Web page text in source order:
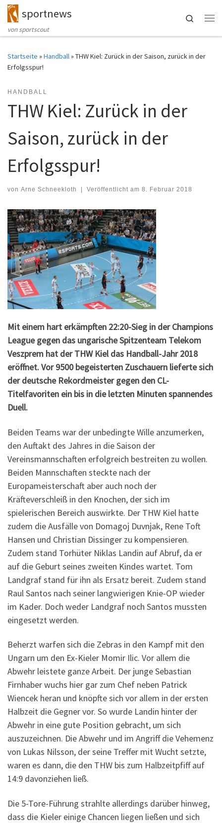
Zum Inhalt springen
sportnews
von sportscout
Search
Startseite »Handball»THW Kiel: Zurück in der Saison, zurück in der
Erfolgsspur!
HANDBALL
THW Kiel: Zurück in der
Saison, zurück in der
Erfolgsspur!
von Arne Schneekloth | Veröffentlicht am 8. Februar 2018
Mit einem hart erkämpften 22:20-Sieg in der Champions
League gegen das ungarische Spitzenteam Telekom
Veszprem hat der THW Kiel das Handball-Jahr 2018
eröffnet. Vor 9500 begeisterten Zuschauern lieferte sich
der deutsche Rekordmeister gegen den CL-
Titelfavoriten ein bis in die letzten Minuten spannendes
Duell.
Beiden Teams war der unbedingte Wille anzumerken,
den Auftakt des Jahres in die Saison der
Vereinsmannschaften erfolgreich bestreiten zu wollen.
Beiden Mannschaften steckte nach der
Europameisterschaft aber auch noch der
Kräfteverschleiß in den Knochen, der sich im
spielerischen Bereich auswirkte. Der THW Kiel hatte
zudem die Ausfälle von Domagoj Duvnjak, Rene Toft
Hansen und Christian Dissinger zu kompensieren.
Zudem stand Torhüter Niklas Landin auf Abruf, da er
auf die Geburt seines zweiten Kindes wartet. Tom
Landgraf stand für ihn als Ersatz bereit. Zudem stand
Raul Santos nach seiner langwierigen Knie-OP wieder
im Kader. Doch weder Landgraf noch Santos mussten
eingesetzt werden.
Beherzt warfen sich die Zebras in den Kampf mit den
Ungarn um den Ex-Kieler Momir Ilic. Vor allem die
Abwehr leistete ganze Arbeit. Der junge Sebastian
Firnhaber wuchs hier gar zum Chef neben Patrick
Wiencek heran und knöpfte sich vor allem in der ersten
Halbzeit die Gegner vor. So wurde Landin hinter der
Abwehr in eine gute Position gebracht, um sich
auszuzeichnen. Die Abwehr und im Angriff die Vehemenz
von Lukas Nilsson, der seine Treffer mit Wucht setzte,
waren es dann, die den THW bis zum Halbzeitpfiff auf
14:9 davonziehen ließ.
Die 5-Tore-Führung strahlte allerdings darüber hinweg,
dass die Kieler einige Chancen liegen ließen und sich